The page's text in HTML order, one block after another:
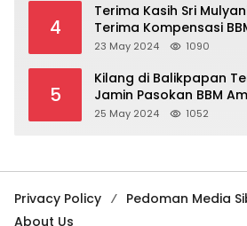
4
Terima Kasih Sri
Terima Kompensasi
23 May 2024 1090
5
Kilang di Balikpapan
Jamin Pasokan BBM
25 May 2024 1052
Privacy Policy Pedoman Media
About Us